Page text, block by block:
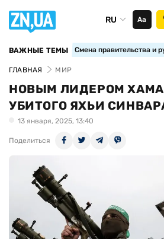
RU Аа
ВАЖНЫЕ ТЕМЫ Смена правительства и
ГЛАВНАЯ МИР
НОВЫМ ЛИДЕРОМ
УБИТОГО ЯХЬИ
13 января, 2025, 13:40
Поделиться